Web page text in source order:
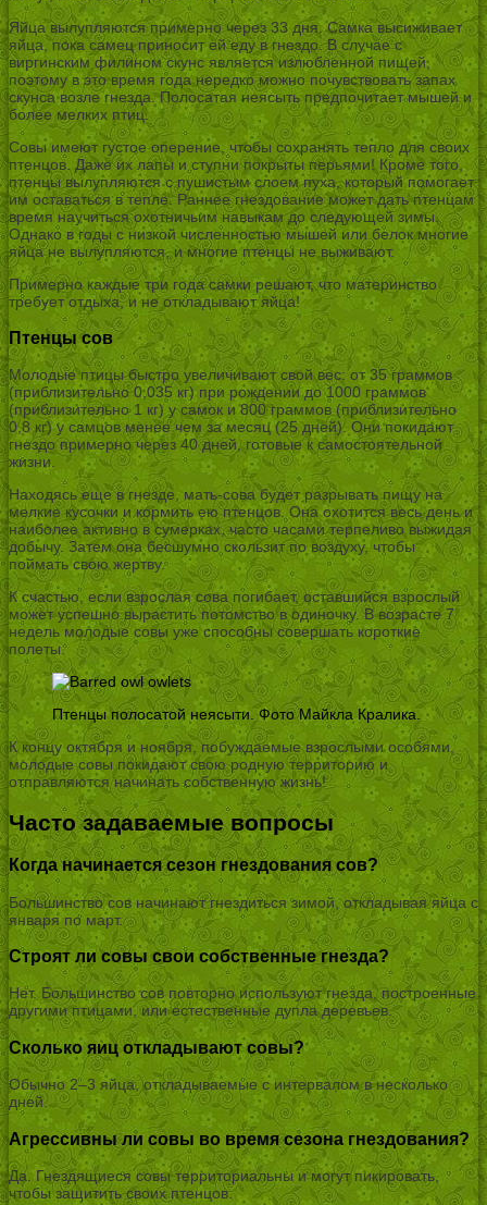
Яйца вылупляются примерно через 33 дня. Самка высиживает
яйца, пока самец приносит ей еду в гнездо. В случае с
виргинским филином скунс является излюбленной пищей,
поэтому в это время года нередко можно почувствовать запах
скунса возле гнезда. Полосатая неясыть предпочитает мышей и
более мелких птиц.
Совы имеют густое оперение, чтобы сохранять тепло для своих
птенцов. Даже их лапы и ступни покрыты перьями! Кроме того,
птенцы вылупляются с пушистым слоем пуха, который помогает
им оставаться в тепле. Раннее гнездование может дать птенцам
время научиться охотничьим навыкам до следующей зимы.
Однако в годы с низкой численностью мышей или белок многие
яйца не вылупляются, и многие птенцы не выживают.
Примерно каждые три года самки решают, что материнство
требует отдыха, и не откладывают яйца!
Птенцы сов
Молодые птицы быстро увеличивают свой вес: от 35 граммов
(приблизительно 0,035 кг) при рождении до 1000 граммов
(приблизительно 1 кг) у самок и 800 граммов (приблизительно
0,8 кг) у самцов менее чем за месяц (25 дней). Они покидают
гнездо примерно через 40 дней, готовые к самостоятельной
жизни.
Находясь еще в гнезде, мать-сова будет разрывать пищу на
мелкие кусочки и кормить ею птенцов. Она охотится весь день и
наиболее активно в сумерках, часто часами терпеливо выжидая
добычу. Затем она бесшумно скользит по воздуху, чтобы
поймать свою жертву.
К счастью, если взрослая сова погибает, оставшийся взрослый
может успешно вырастить потомство в одиночку. В возрасте 7
недель молодые совы уже способны совершать короткие
полеты.
Птенцы полосатой неясыти. Фото Майкла Кралика.
К концу октября и ноября, побуждаемые взрослыми особями,
молодые совы покидают свою родную территорию и
отправляются начинать собственную жизнь!
Часто задаваемые вопросы
Когда начинается сезон гнездования сов?
Большинство сов начинают гнездиться зимой, откладывая яйца с
января по март.
Строят ли совы свои собственные гнезда?
Нет. Большинство сов повторно используют гнезда, построенные
другими птицами, или естественные дупла деревьев.
Сколько яиц откладывают совы?
Обычно 2–3 яйца, откладываемые с интервалом в несколько
дней.
Агрессивны ли совы во время сезона гнездования?
Да. Гнездящиеся совы территориальны и могут пикировать,
чтобы защитить своих птенцов.